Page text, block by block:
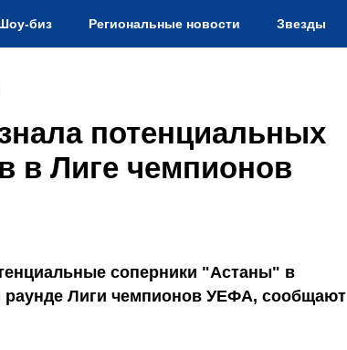
биз Региональные новости Звезды
потенциальных
в Лиге чемпионов
соперники "Астаны" в
раунде Лиги чемпионов УЕФА, сообщают